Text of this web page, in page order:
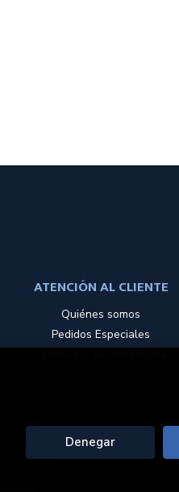
ATENCIÓN AL CLIENTE
Quiénes somos
Pedidos Especiales
Denegar